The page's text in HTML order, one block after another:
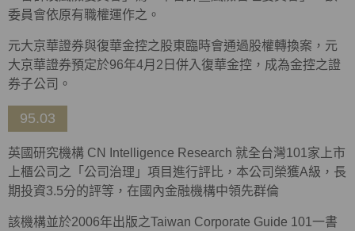
委員會依原有職權運作之。
元大京華證券與復華金控之股東臨時會通過股權轉換案，元
大京華證券預定於96年4月2日併入復華金控，成為金控之證
券子公司。
95.03
英國研究機構 CN Intelligence Research 就全台灣101家上市
上櫃公司之「公司治理」項目進行評比，本公司榮獲A級，長
期投資3.5分的評等，在國內金融機構中領先群倫
該機構並於2006年出版之Taiwan Corporate Guide 101一書